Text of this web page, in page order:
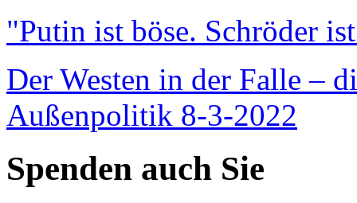
"Putin ist böse. Schröder
Der Westen in der Falle –
Außenpolitik 8-3-2022
Spenden auch Sie